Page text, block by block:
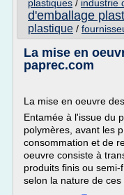
plastiques / industrie
d'emballage
plastique /
La mise en
paprec.com
La mise en oeuvre
Entamée à l'issue du
polymères, avant les
consommation et de
oeuvre consiste à
produits finis ou
selon la nature de ces